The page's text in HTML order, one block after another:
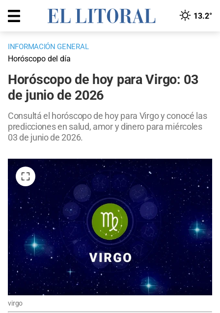
13.2°
INFORMACIÓN GENERAL
Horóscopo del día
Horóscopo de hoy para Virgo: 03
de junio de 2026
Consultá el horóscopo de hoy para Virgo y conocé las
predicciones en salud, amor y dinero para miércoles
03 de junio de 2026.
virgo